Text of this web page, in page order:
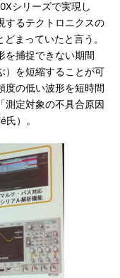
シリーズで実現し
するテクトロニクスの
まっていたと言う。
を捕捉できない期間
）を短縮することが可
度の低い波形を短時間
測定対象の不具合原因
）。